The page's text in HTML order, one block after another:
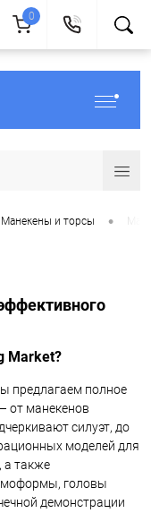
Манекены и торсы •
Market?
предлагаем полное
от манекенов
силуэт, до
моделей для
а также
головы
демонстрации
0